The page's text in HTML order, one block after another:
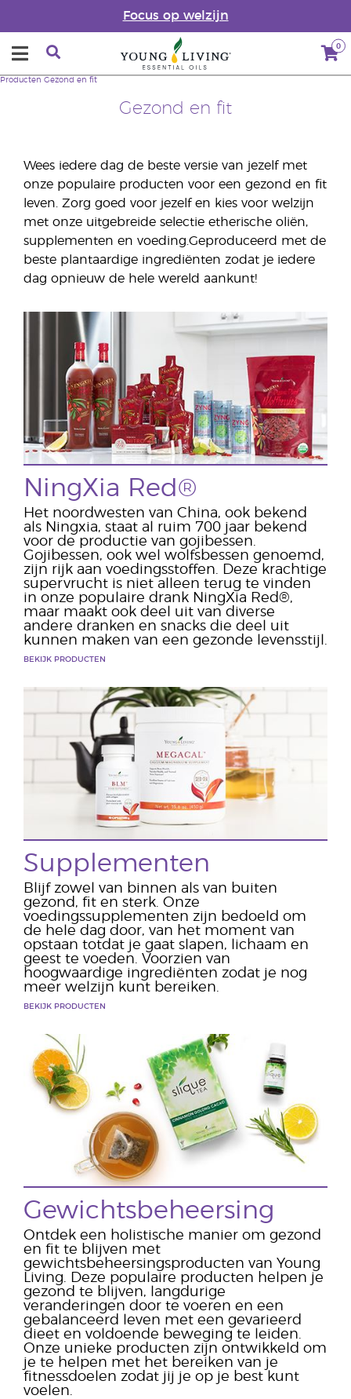
Focus op welzijn
0
Gezond en fit
Producten Gezond en fit
Wees iedere dag de beste versie van jezelf met
onze populaire producten voor een gezond en fit
leven. Zorg goed voor jezelf en kies voor welzijn
met onze uitgebreide selectie etherische oliën,
supplementen en voeding.Geproduceerd met de
beste plantaardige ingrediënten zodat je iedere
dag opnieuw de hele wereld aankunt!
NingXia Red®
Het noordwesten van China, ook bekend
als Ningxia, staat al ruim 700 jaar bekend
voor de productie van gojibessen.
Gojibessen, ook wel wolfsbessen genoemd,
zijn rijk aan voedingsstoffen. Deze krachtige
supervrucht is niet alleen terug te vinden
in onze populaire drank NingXia Red®,
maar maakt ook deel uit van diverse
andere dranken en snacks die deel uit
kunnen maken van een gezonde levensstijl.
BEKIJK PRODUCTEN
Supplementen
Blijf zowel van binnen als van buiten
gezond, fit en sterk. Onze
voedingssupplementen zijn bedoeld om
de hele dag door, van het moment van
opstaan totdat je gaat slapen, lichaam en
geest te voeden. Voorzien van
hoogwaardige ingrediënten zodat je nog
meer welzijn kunt bereiken.
BEKIJK PRODUCTEN
Gewichtsbeheersing
Ontdek een holistische manier om gezond
en fit te blijven met
gewichtsbeheersingsproducten van Young
Living. Deze populaire producten helpen je
gezond te blijven, langdurige
veranderingen door te voeren en een
gebalanceerd leven met een gevarieerd
dieet en voldoende beweging te leiden.
Onze unieke producten zijn ontwikkeld om
je te helpen met het bereiken van je
fitnessdoelen zodat jij je op je best kunt
voelen.